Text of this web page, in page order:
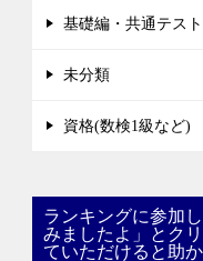
基礎編・共通テス
未分類
資格(数検1級など)
ランキングに参加
みましたよ」とク
ていただけると助